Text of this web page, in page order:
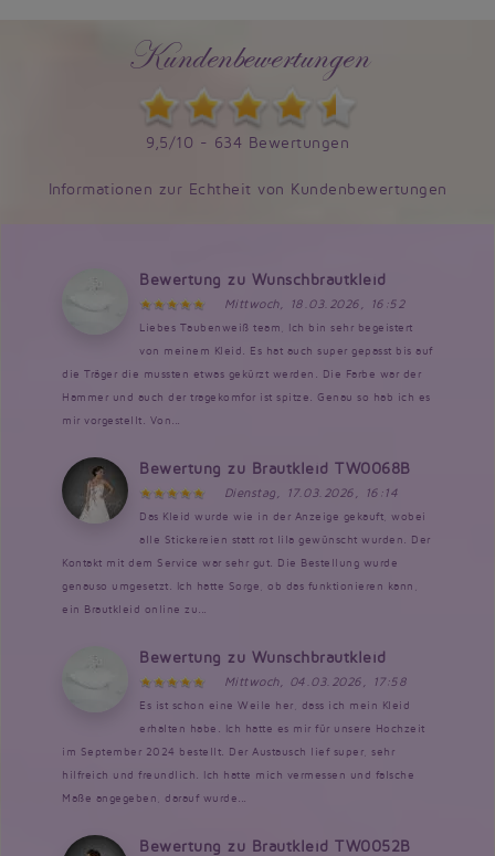
Kundenbewertungen
9,5/10 - 634 Bewertungen
Informationen zur Echtheit von Kundenbewertungen
Bewertung zu Wunschbrautkleid
Mittwoch, 18.03.2026, 16:52
Liebes Taubenweiß team, Ich bin sehr begeistert
von meinem Kleid. Es hat auch super gepasst bis auf
die Träger die mussten etwas gekürzt werden. Die Farbe war der
Hammer und auch der tragekomfor ist spitze. Genau so hab ich es
mir vorgestellt. Von...
Bewertung zu Brautkleid TW0068B
Dienstag, 17.03.2026, 16:14
Das Kleid wurde wie in der Anzeige gekauft, wobei
alle Stickereien statt rot lila gewünscht wurden. Der
Kontakt mit dem Service war sehr gut. Die Bestellung wurde
genauso umgesetzt. Ich hatte Sorge, ob das funktionieren kann,
ein Brautkleid online zu...
Bewertung zu Wunschbrautkleid
Mittwoch, 04.03.2026, 17:58
Es ist schon eine Weile her, dass ich mein Kleid
erhalten habe. Ich hatte es mir für unsere Hochzeit
im September 2024 bestellt. Der Austausch lief super, sehr
hilfreich und freundlich. Ich hatte mich vermessen und falsche
Maße angegeben, darauf wurde...
Bewertung zu Brautkleid TW0052B